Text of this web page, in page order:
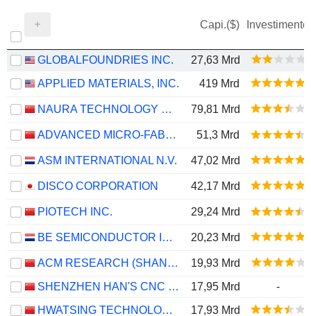
Capi.($) Investimento
GLOBALFOUNDRIES INC.
27,63 Mrd
APPLIED MATERIALS, INC.
419 Mrd
NAURA TECHNOLOGY GROUP CO., LTD. 79,81 Mrd
ADVANCED MICRO-FABRICATION EQUIPMENT INC. CHINA 51,3 Mrd
ASM INTERNATIONAL N.V. 47,02 Mrd
DISCO CORPORATION 42,17 Mrd
PIOTECH INC. 29,24 Mrd
BE SEMICONDUCTOR INDUSTRIES N.V. 20,23 Mrd
ACM RESEARCH (SHANGHAI), INC.
19,93 Mrd
SHENZHEN HAN'S CNC TECHNOLOGY CO., LTD.
17,95 Mrd
-
HWATSING TECHNOLOGY CO., LTD.
17,93 Mrd